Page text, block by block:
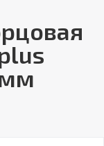
мм